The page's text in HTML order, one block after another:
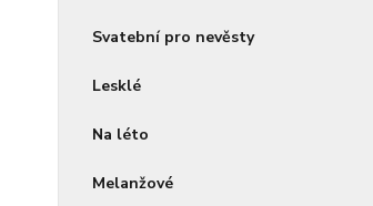
Svatební pro nevěsty
Lesklé
Na léto
Melanžové